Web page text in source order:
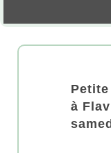
Aller
à